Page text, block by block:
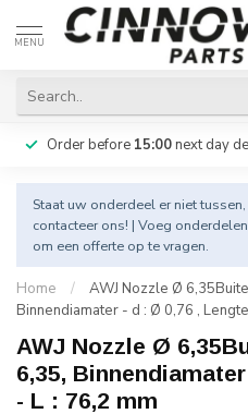
MENU
Order before 15:00next day
Staat uw onderdeel er niet
contacteer ons! | Voeg
om een offerte op te vragen.
Home /
AWJ Nozzle Ø
Binnendiamater - d : Ø 0,76 ,
AWJ Nozzle Ø
6,35,
- L : 76,2 mm